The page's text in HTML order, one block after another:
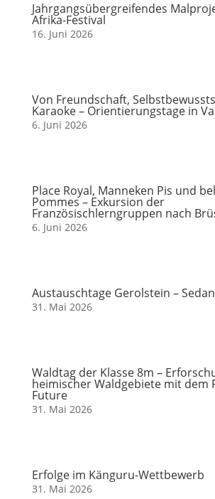
Jahrgangsübergreifendes
Afrika-Festival
16. Juni 2026
Von Freundschaft,
Karaoke – Orientierungstage in
6. Juni 2026
Place Royal, Manneken Pis und
Pommes – Exkursion der
Französischlerngruppen nach
6. Juni 2026
Austauschtage Gerolstein – Sedan
31. Mai 2026
Waldtag der Klasse 8m –
heimischer Waldgebiete mit dem
Future
31. Mai 2026
Erfolge im Känguru-Wettbewerb
31. Mai 2026